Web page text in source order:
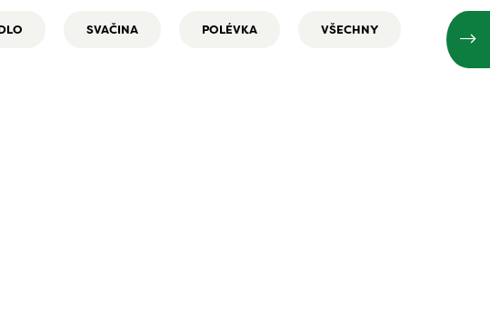
SVAČINA POLÉVKA VŠECHNY